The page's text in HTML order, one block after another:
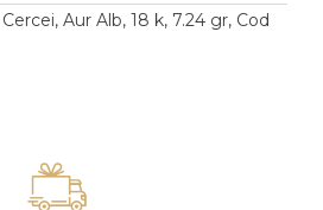
Aur Alb, 18 k, 7.24 gr, Cod